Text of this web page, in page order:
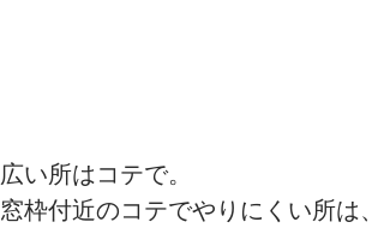
広い所はコテで。
窓枠付近のコテでやりにくい所は